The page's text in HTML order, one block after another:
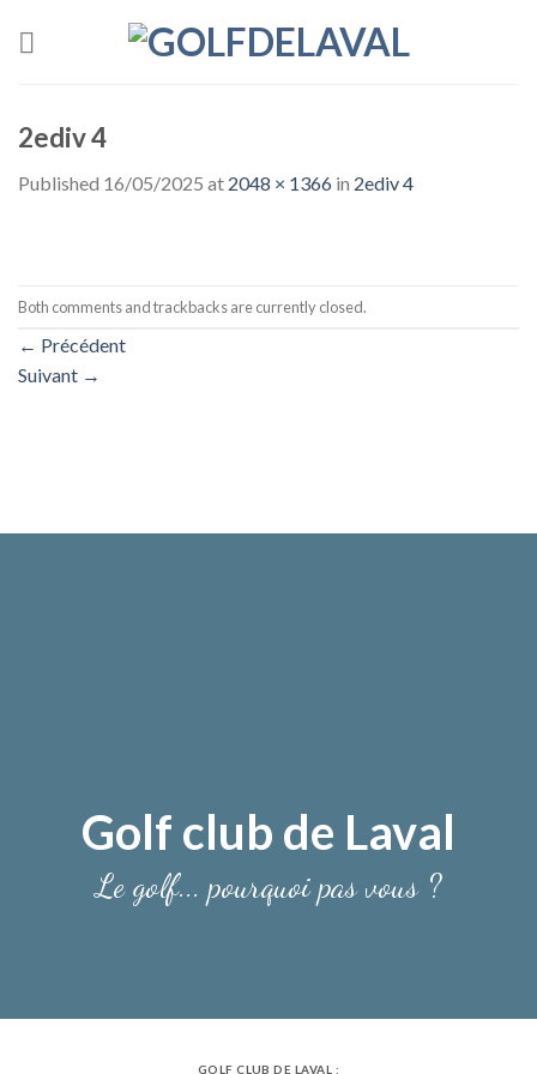
2ediv 4
Published 16/05/2025 at 2048 × 1366 in 2ediv 4
Both comments and trackbacks are currently closed.
← Précédent
Suivant →
Golf club de Laval
Le golf... pourquoi pas vous ?
GOLF CLUB DE LAVAL :